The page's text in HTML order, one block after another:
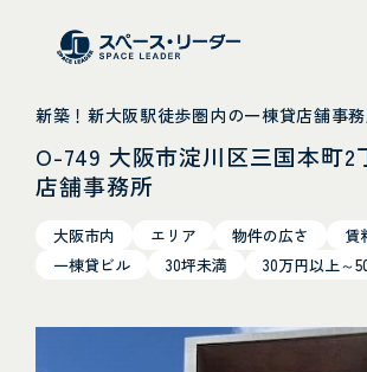
スペース・
新築！新大阪駅徒歩圏内の一棟貸店舗事
O-749 大阪市淀川区三国本町2
店舗事務所
大阪市内 エリア 物件の広さ
賃
一棟貸ビル
30坪未満 30万円以上～